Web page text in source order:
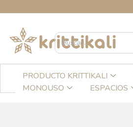
contenido
PRODUCTO KRITTIKALI
MONOUSO
ESPACIOS